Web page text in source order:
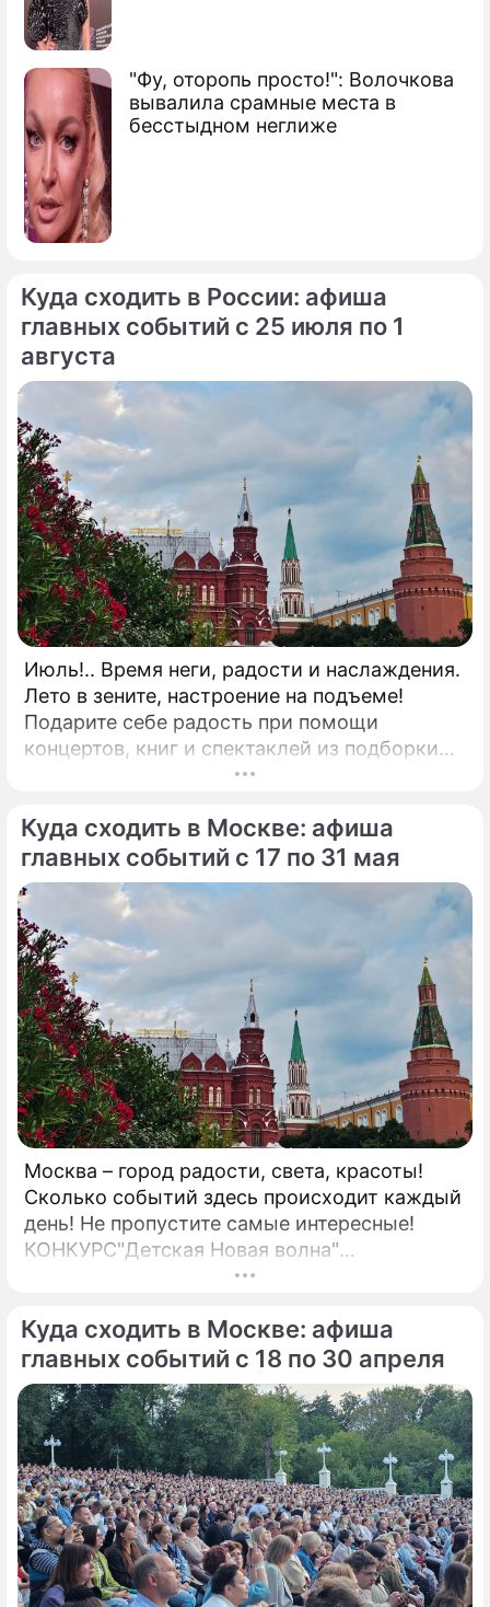
"Фу, оторопь просто!": Волочкова
вывалила срамные места в
бесстыдном неглиже
Куда сходить в России: афиша
главных событий с 25 июля по 1
августа
Июль!.. Время неги, радости и наслаждения.
Лето в зените, настроение на подъеме!
Подарите себе радость при помощи
концертов, книг и спектаклей из подборки
"Дни.ру"! КНИГА"Исповедь пиарщика"
кейсами эксперт федеральных каналов
Александр Андрианов предлагает взглянуть
на современный маркетинг без прикрас при
Куда сходить в Москве: афиша
главных событий с 17 по 31 мая
Москва – город радости, света, красоты!
Сколько событий здесь происходит каждый
день! Не пропустите самые интересные!
КОНКУРС"Детская Новая волна"
Всероссийский детский вокальный конкурс
при поддержке Министерства просвещения
Российской Федерации.
Куда сходить в Москве: афиша
главных событий с 18 по 30 апреля